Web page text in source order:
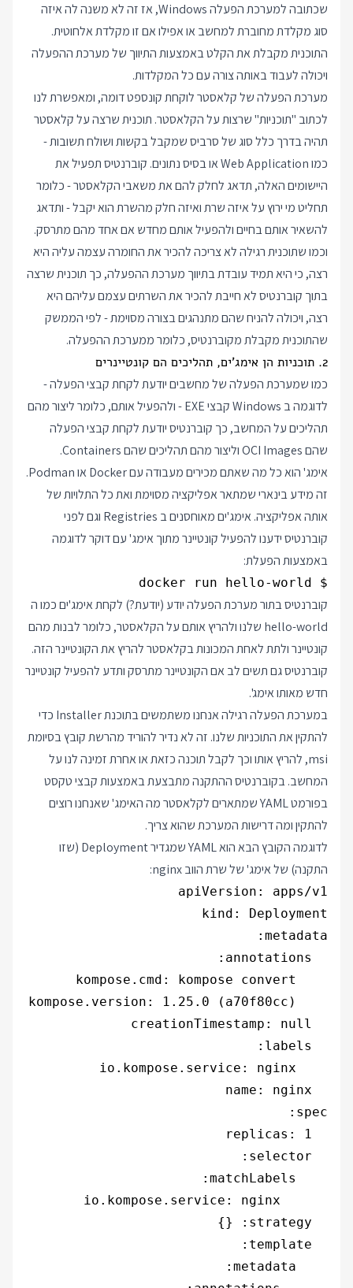
שכתובה למערכת הפעלה Windows, אז זה לא משנה לה איזה
סוג מקלדת מחוברת למחשב או אפילו אם זו מקלדת אלחוטית.
התוכנית מקבלת את הקלט באמצעות התיווך של מערכת ההפעלה
ויכולה לעבוד באותה צורה עם כל המקלדות.
מערכת הפעלה של קלאסטר לוקחת קונספט דומה, ומאפשרת לנו
לכתוב "תוכניות" שרצות על הקלאסטר. תוכנית שרצה על קלאסטר
תהיה בדרך כלל סוג של סרביס שמקבל בקשות ושולח תשובות -
כמו Web Application או בסיס נתונים. קוברנטיס תפעיל את
היישומים האלה, תדאג לחלק להם את משאבי הקלאסטר - כלומר
תחליט מי ירוץ על איזה שרת ואיזה חלק מהשרת הוא יקבל - ותדאג
להשאיר אותם בחיים ולהפעיל אותם מחדש אם אחד מהם מתרסק.
וכמו שתוכנית רגילה לא צריכה להכיר את החומרה עצמה עליה היא
רצה, כי היא תמיד עובדת בתיווך מערכת ההפעלה, כך תוכנית שרצה
בתוך קוברנטיס לא חייבת להכיר את השרתים עצמם עליהם היא
רצה, ויכולה להניח שהם מתנהגים בצורה מסוימת - לפי הממשק
שהתוכנית מקבלת מקוברנטיס, כלומר ממערכת ההפעלה.
2. תוכניות הן אימג'ים, תהליכים הם קונטיינרים
כמו שמערכת הפעלה של מחשבים יודעת לקחת קבצי הפעלה -
לדוגמה ב Windows קבצי EXE - ולהפעיל אותם, כלומר ליצור מהם
תהליכים על המחשב, כך קוברנטיס יודעת לקחת קבצי הפעלה
שהם OCI Images וליצור מהם תהליכים שהם Containers.
אימג' הוא כל מה שאתם מכירים מעבודה עם Docker או Podman.
זה מידע בינארי שמתאר אפליקציה מסוימת ואת כל התלויות של
אותה אפליקציה. אימג'ים מאוחסנים ב Registries וגם לפני
קוברנטיס ידענו להפעיל קונטיינר מתוך אימג' עם דוקר לדוגמה
באמצעות הפעלת:
$ docker run hello-world
קוברנטיס בתור מערכת הפעלה יודע (יודעת?) לקחת אימג'ים כמו ה
hello-world שלנו ולהריץ אותם על הקלאסטר, כלומר לבנות מהם
קונטיינר ולתת לאחת המכונות בקלאסטר להריץ את הקונטיינר הזה.
קוברנטיס גם תשים לב אם הקונטיינר מתרסק ותדע להפעיל קונטיינר
חדש מאותו אימג'.
במערכת הפעלה רגילה אנחנו משתמשים בתוכנת Installer כדי
להתקין את התוכניות שלנו. זה לא נדיר להוריד מהרשת קובץ בסיומת
msi, להריץ אותו וכך לקבל תוכנה כזאת או אחרת זמינה לנו על
המחשב. בקוברנטיס ההתקנה מתבצעת באמצעות קבצי טקסט
בפורמט YAML שמתארים לקלאסטר מה האימג' שאנחנו רוצים
להתקין ומה דרישות המערכת שהוא צריך.
לדוגמה הקובץ הבא הוא YAML שמגדיר Deployment (שזו
התקנה) של אימג' של שרת הווב nginx: